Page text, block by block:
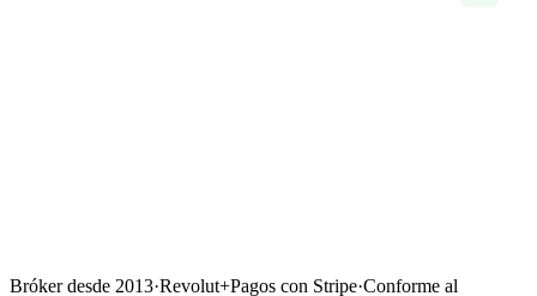
Bróker desde 2013·Revolut+Pagos con Stripe·Conforme al